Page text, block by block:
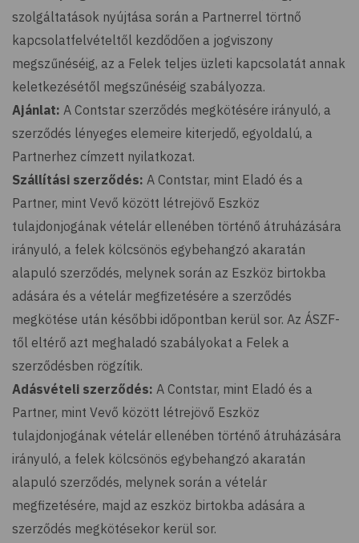
szolgáltatások nyújtása során a Partnerrel törtnő
kapcsolatfelvételtől kezdődően a jogviszony
megszűnéséig, az a Felek teljes üzleti kapcsolatát annak
keletkezésétől megszűnéséig szabályozza.
Ajánlat: A Contstar szerződés megkötésére irányuló, a
szerződés lényeges elemeire kiterjedő, egyoldalú, a
Partnerhez címzett nyilatkozat.
Szállítási szerződés: A Contstar, mint Eladó és a
Partner, mint Vevő között létrejövő Eszköz
tulajdonjogának vételár ellenében történő átruházására
irányuló, a felek kölcsönös egybehangzó akaratán
alapuló szerződés, melynek során az Eszköz birtokba
adására és a vételár megfizetésére a szerződés
megkötése után későbbi időpontban kerül sor. Az ÁSZF-
től eltérő azt meghaladó szabályokat a Felek a
szerződésben rögzítik.
Adásvételi szerződés: A Contstar, mint Eladó és a
Partner, mint Vevő között létrejövő Eszköz
tulajdonjogának vételár ellenében történő átruházására
irányuló, a felek kölcsönös egybehangzó akaratán
alapuló szerződés, melynek során a vételár
megfizetésére, majd az eszköz birtokba adására a
szerződés megkötésekor kerül sor.